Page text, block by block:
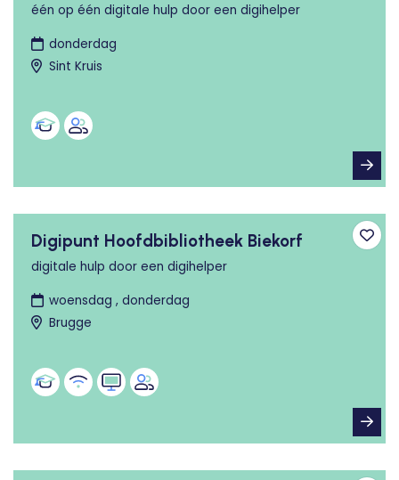
één op één digitale hulp door een digihelper
donderdag
Sint Kruis
Digipunt Hoofdbibliotheek Biekorf
digitale hulp door een digihelper
woensdag , donderdag
Brugge